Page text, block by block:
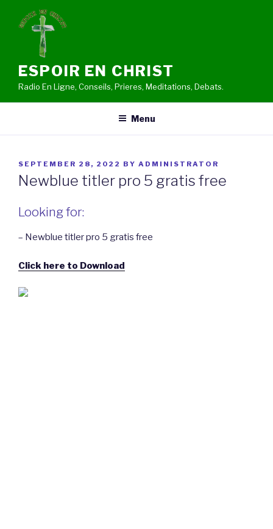
ESPOIR EN CHRIST
Radio En Ligne, Conseils, Prieres, Meditations, Debats.
Menu
POSTED
ON
SEPTEMBER 28, 2022 BY ADMINISTRATOR
Newblue titler pro 5 gratis free
Looking for:
– Newblue titler pro 5 gratis free
Click here to Download